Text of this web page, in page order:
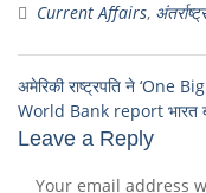
Current Affairs,
अमेरिकी राष्ट्रपति ने ‘One
World Bank report भारत
Leave a Reply
Your email address